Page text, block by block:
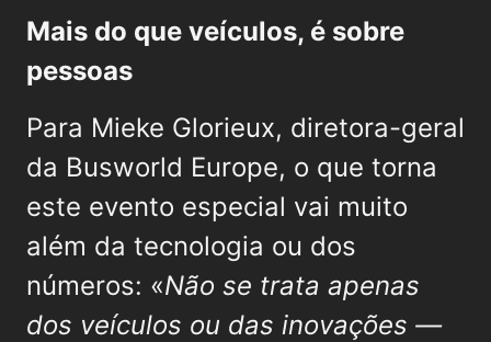
Mais do que veículos, é sobre
pessoas
Para Mieke Glorieux, diretora-geral
da Busworld Europe, o que torna
este evento especial vai muito
além da tecnologia ou dos
números: «Não se trata apenas
dos veículos ou das inovações —